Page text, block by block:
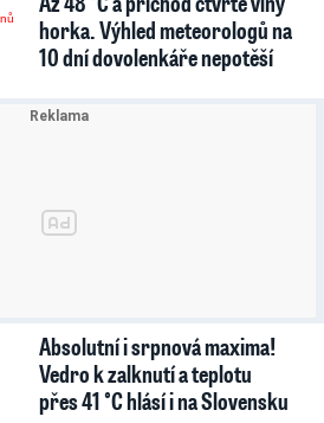
horka. Výhled meteorologů na
10 dní dovolenkáře nepotěší
Absolutní i srpnová maxima!
Vedro k zalknutí a teplotu
přes 41 °C hlásí i na Slovensku